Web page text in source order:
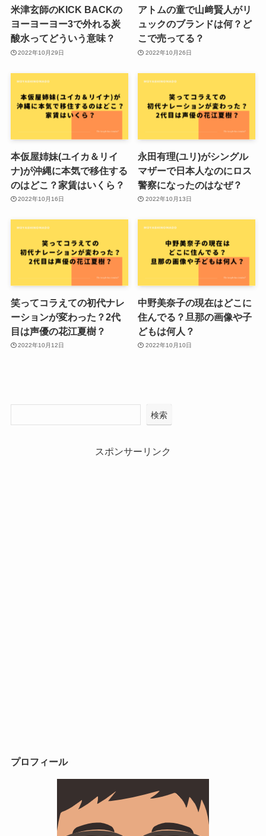
米津玄師のKICK BACKの
ヨーヨーヨー3で外れる炭
酸水ってどういう意味？
2022年10月29日
アトムの童で山﨑賢人がリ
ュックのブランドは何？ど
こで売ってる？
2022年10月26日
本仮屋姉妹(ユイカ＆リイ
ナ)が沖縄に本気で移住する
のはどこ？家賃はいくら？
2022年10月16日
永田有理(ユリ)がシングル
マザーで日本人なのにロス
警察になったのはなぜ？
2022年10月13日
笑ってコラえての初代ナレ
ーションが変わった？2代
目は声優の花江夏樹？
2022年10月12日
中野美奈子の現在はどこに
住んでる？旦那の画像や子
どもは何人？
2022年10月10日
検索
スポンサーリンク
プロフィール